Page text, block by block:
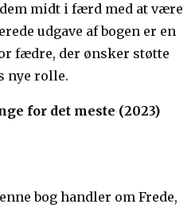
midt i færd med at være
udgave af bogen er en
fædre, der ønsker støtte
nye rolle.
for det meste (2023)
bog handler om Frede,